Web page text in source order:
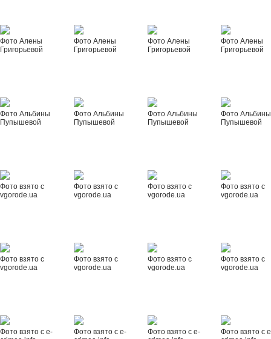
Фото Алены
Григорьевой
Фото Алены
Григорьевой
Фото Алены
Григорьевой
Фото Алены
Григорьевой
Фото Альбины
Пупышевой
Фото Альбины
Пупышевой
Фото Альбины
Пупышевой
Фото Альбины
Пупышевой
Фото взято с
vgorode.ua
Фото взято с
vgorode.ua
Фото взято с
vgorode.ua
Фото взято с
vgorode.ua
Фото взято с
vgorode.ua
Фото взято с
vgorode.ua
Фото взято с
vgorode.ua
Фото взято с
vgorode.ua
Фото взято с e-
Фото взято с e-
Фото взято с e-
Фото взято с